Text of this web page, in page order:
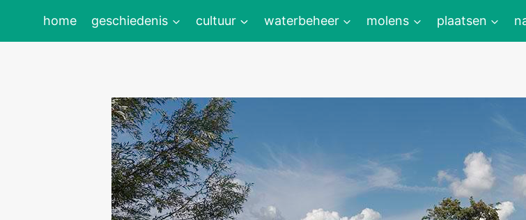
inhoud
home geschiedenis cultuur waterbeheer molens plaatsen